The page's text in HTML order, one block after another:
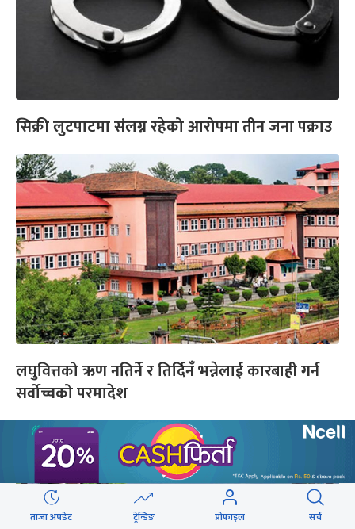
सिक्री लुटपाटमा संलग्न रहेको आरोपमा तीन जना पक्राउ
लघुवित्तको ऋण नतिर्ने र तिर्दिनँ भन्नेलाई कारबाही गर्न
सर्वोच्चको परमादेश
ताजा अपडेट ट्रेन्डिङ प्रोफाइल सर्च